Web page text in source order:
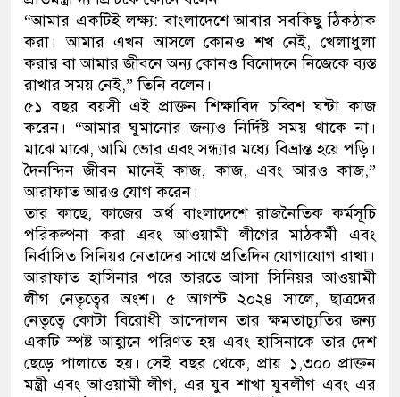
“আমার একটিই লক্ষ্য: বাংলাদেশে আবার সবকিছু ঠিকঠাক
করা। আমার এখন আসলে কোনও শখ নেই, খেলাধুলা
করার বা আমার জীবনে অন্য কোনও বিনোদনে নিজেকে ব্যস্ত
রাখার সময় নেই,” তিনি বলেন।
৫১ বছর বয়সী এই প্রাক্তন শিক্ষাবিদ চব্বিশ ঘন্টা কাজ
করেন। “আমার ঘুমানোর জন্যও নির্দিষ্ট সময় থাকে না।
মাঝে মাঝে, আমি ভোর এবং সন্ধ্যার মধ্যে বিভ্রান্ত হয়ে পড়ি।
দৈনন্দিন জীবন মানেই কাজ, কাজ, এবং আরও কাজ,”
আরাফাত আরও যোগ করেন।
তার কাছে, কাজের অর্থ বাংলাদেশে রাজনৈতিক কর্মসূচি
পরিকল্পনা করা এবং আওয়ামী লীগের মাঠকর্মী এবং
নির্বাসিত সিনিয়র নেতাদের সাথে প্রতিদিন যোগাযোগ রাখা।
আরাফাত হাসিনার পরে ভারতে আসা সিনিয়র আওয়ামী
লীগ নেতৃত্বের অংশ। ৫ আগস্ট ২০২৪ সালে, ছাত্রদের
নেতৃত্বে কোটা বিরোধী আন্দোলন তার ক্ষমতাচ্যুতির জন্য
একটি স্পষ্ট আহ্বানে পরিণত হয় এবং হাসিনাকে তার দেশ
ছেড়ে পালাতে হয়। সেই বছর থেকে, প্রায় ১,৩০০ প্রাক্তন
মন্ত্রী এবং আওয়ামী লীগ, এর যুব শাখা যুবলীগ এবং এর